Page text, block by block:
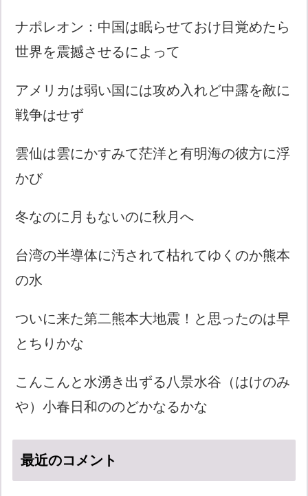
ナポレオン：中国は眠らせておけ目覚めたら
世界を震撼させるによって
アメリカは弱い国には攻め入れど中露を敵に
戦争はせず
雲仙は雲にかすみて茫洋と有明海の彼方に浮
かび
冬なのに月もないのに秋月へ
台湾の半導体に汚されて枯れてゆくのか熊本
の水
ついに来た第二熊本大地震！と思ったのは早
とちりかな
こんこんと水湧き出ずる八景水谷（はけのみ
や）小春日和ののどかなるかな
最近のコメント